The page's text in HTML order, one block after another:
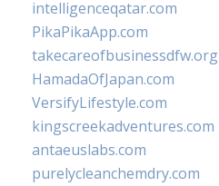
intelligenceqatar.com
PikaPikaApp.com
takecareofbusinessdfw.org
HamadaOfJapan.com
VersifyLifestyle.com
kingscreekadventures.com
antaeuslabs.com
purelycleanchemdry.com